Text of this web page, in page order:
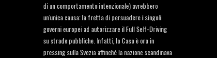
di un comportamento intenzionale) avrebbero
un'unica causa: la fretta di persuadere i singoli
governi europei ad autorizzare il Full Self-Driving
su strade pubbliche. Infatti, la Casa è ora in
pressing sulla Svezia affinché la nazione scandinava